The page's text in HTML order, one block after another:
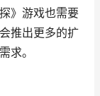
》游戏也需要
推出更多的扩
求。